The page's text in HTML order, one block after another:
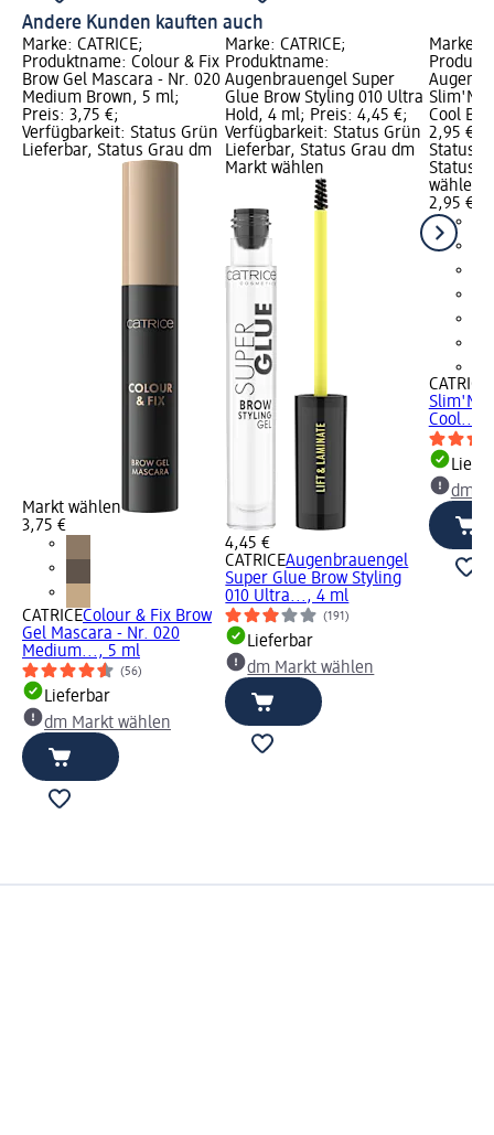
Andere Kunden kauften auch
Marke: CATRICE;
Produktname: Colour & Fix
Brow Gel Mascara - Nr. 020
Medium Brown, 5 ml;
Preis: 3,75 €;
Verfügbarkeit: Status Grün
Lieferbar, Status Grau dm
Markt wählen
3,75 €
CATRICEColour & Fix Brow
Gel Mascara - Nr. 020
Medium..., 5 ml
(56)
Lieferbar
dm Markt wählen
Marke: CATRICE;
Produktname:
Augenbrauengel Super
Glue Brow Styling 010 Ultra
Hold, 4 ml; Preis: 4,45 €;
Verfügbarkeit: Status Grün
Lieferbar, Status Grau dm
Markt wählen
4,45 €
CATRICEAugenbrauengel
Super Glue Brow Styling
010 Ultra..., 4 ml
(191)
Lieferbar
dm Markt wählen
Marke:
Cool
2,95 €;
Status
Status
wählen
2,95 €
CATRICE
Cool...,
dm